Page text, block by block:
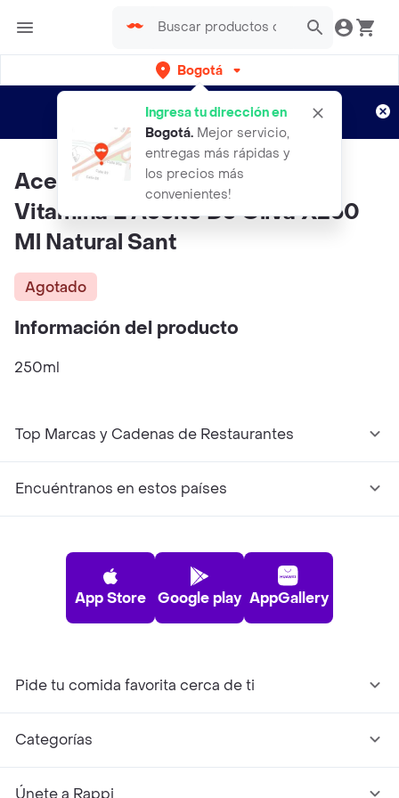
Bogotá
Ingresa tu dirección en
Bogotá. Mejor servicio,
entregas más rápidas y
los precios más
convenientes!
envíos gratis por semanas
Aplican TyC
Aceite Corporal De Romero
Vitamina E Aceite De Oliva X250
Ml Natural Sant
Agotado
Información del producto
250ml
Top Marcas y Cadenas de Restaurantes
Encuéntranos en estos países
App Store Google play AppGallery
Pide tu comida favorita cerca de ti
Categorías
Únete a Rappi